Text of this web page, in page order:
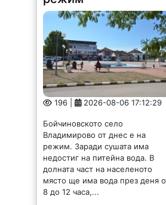
196 | 2026-08-06 17:12:29
Владимирово от днес е на
режим. Заради сушата има
недостиг на питейна вода. В
долната част на населеното
място ще има вода през деня от
8 до 12 часа,...